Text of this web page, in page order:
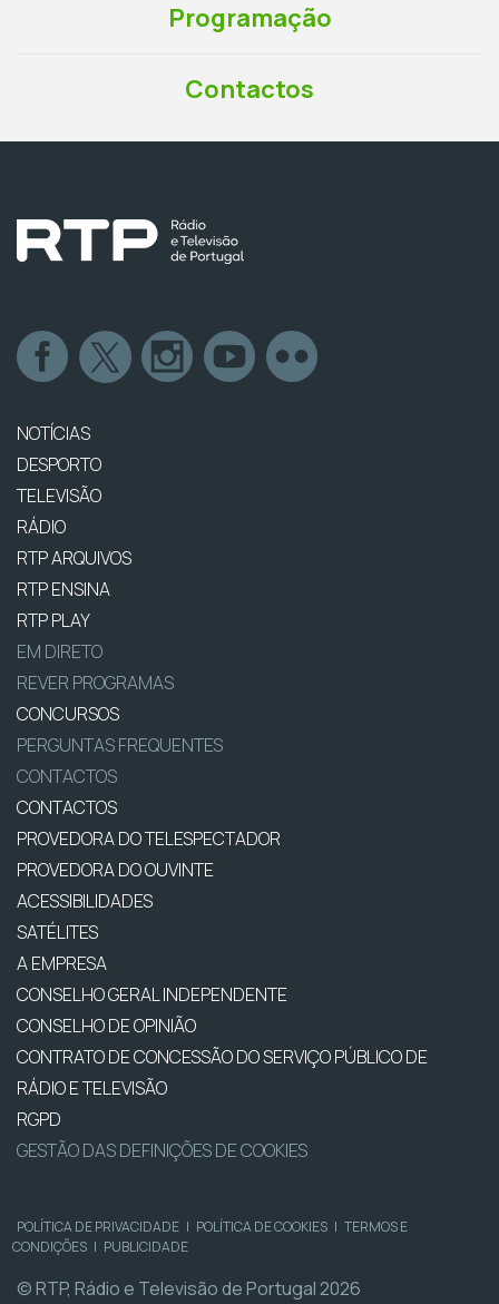
Programação
Contactos
NOTÍCIAS
DESPORTO
TELEVISÃO
RÁDIO
RTP ARQUIVOS
RTP ENSINA
RTP PLAY
EM DIRETO
REVER PROGRAMAS
CONCURSOS
PERGUNTAS FREQUENTES
CONTACTOS
CONTACTOS
PROVEDORA DO TELESPECTADOR
PROVEDORA DO OUVINTE
ACESSIBILIDADES
SATÉLITES
A EMPRESA
CONSELHO GERAL INDEPENDENTE
CONSELHO DE OPINIÃO
CONTRATO DE CONCESSÃO DO SERVIÇO PÚBLICO DE
RÁDIO E TELEVISÃO
RGPD
GESTÃO DAS DEFINIÇÕES DE COOKIES
POLÍTICA DE PRIVACIDADE | POLÍTICA DE COOKIES | TERMOS E
CONDIÇÕES | PUBLICIDADE
© RTP, Rádio e Televisão de Portugal 2026